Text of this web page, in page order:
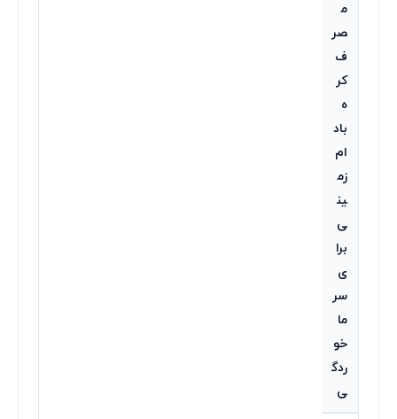
م
صر
ف
کر
ه
باد
ام
زم
ین
ی
برا
ی
سر
ما
خو
ردگ
ی